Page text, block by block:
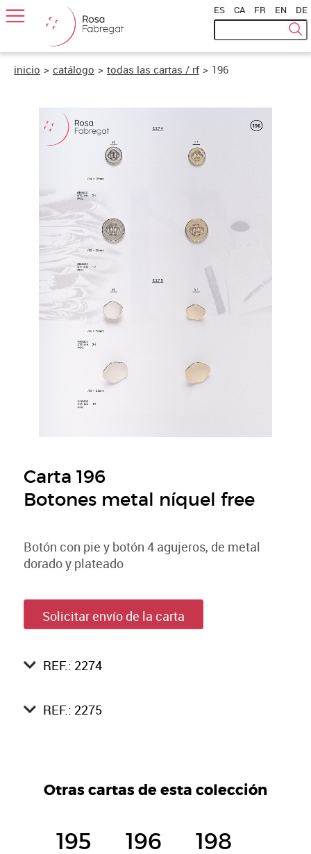
DE
EN
FR
CA
ES
inicio > catálogo > todas las cartas / rf > 196
Carta 196
Botones metal níquel free
Botón con pie y botón 4 agujeros, de metal
dorado y plateado
Solicitar envío de la carta
REF.: 2274
REF.: 2275
Otras cartas de esta colección
195 196 198